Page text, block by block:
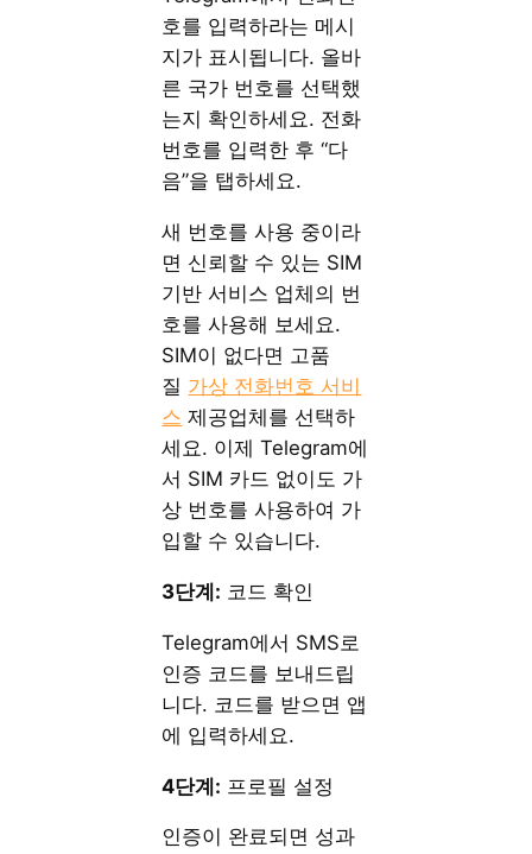
호를 입력하라는 메시
지가 표시됩니다. 올바
른 국가 번호를 선택했
는지 확인하세요. 전화
번호를 입력한 후 “다
음”을 탭하세요.
새 번호를 사용 중이라
면 신뢰할 수 있는 SIM
기반 서비스 업체의 번
호를 사용해 보세요.
SIM이 없다면 고품
질 가상 전화번호 서비
스 제공업체를 선택하
세요. 이제 Telegram에
서 SIM 카드 없이도 가
상 번호를 사용하여 가
입할 수 있습니다.
3단계: 코드 확인
Telegram에서 SMS로
인증 코드를 보내드립
니다. 코드를 받으면 앱
에 입력하세요.
4단계: 프로필 설정
인증이 완료되면 성과